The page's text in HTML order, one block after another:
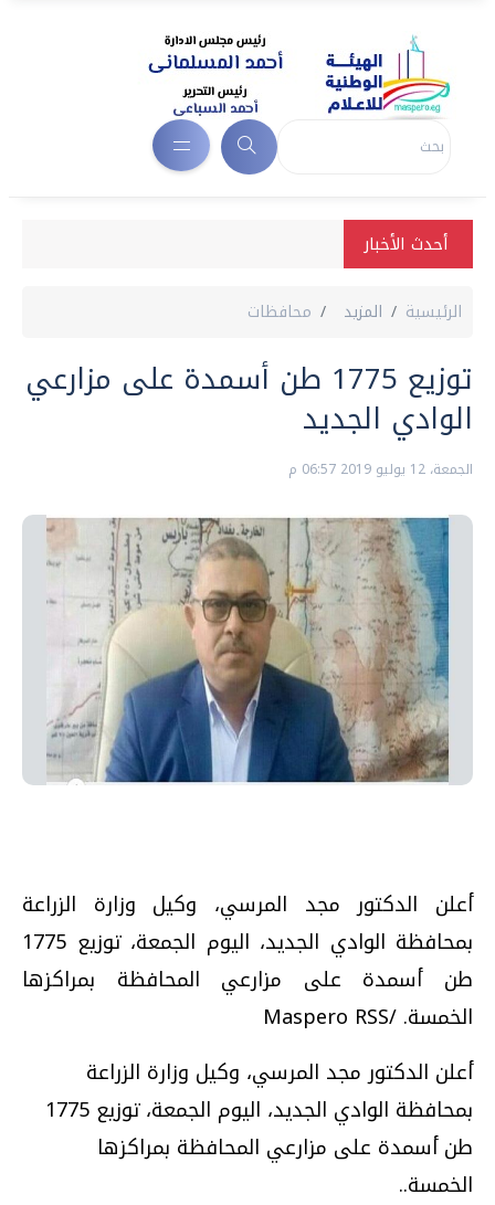
أحدث الأخبار
الرئيسية المزيد محافظات
توزيع 1775 طن أسمدة على مزارعي
الوادي الجديد
الجمعة، 12 يوليو 2019 06:57 م
أعلن الدكتور مجد المرسي، وكيل وزارة الزراعة
بمحافظة الوادي الجديد، اليوم الجمعة، توزيع 1775
طن أسمدة على مزارعي المحافظة بمراكزها
الخمسة. /Maspero RSS
أعلن الدكتور مجد المرسي، وكيل وزارة الزراعة
بمحافظة الوادي الجديد، اليوم الجمعة، توزيع 1775
طن أسمدة على مزارعي المحافظة بمراكزها
الخمسة..